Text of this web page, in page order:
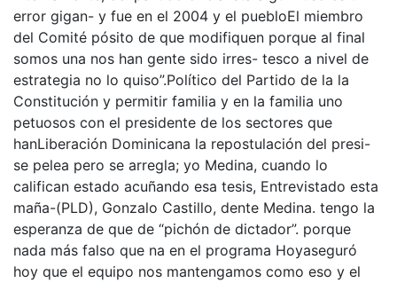
error gigan- y fue en el 2004 y el puebloEl miembro
del Comité pósito de que modifiquen porque al final
somos una nos han gente sido irres- tesco a nivel de
estrategia no lo quiso”.Político del Partido de la la
Constitución y permitir familia y en la familia uno
petuosos con el presidente de los sectores que
hanLiberación Dominicana la repostulación del presi-
se pelea pero se arregla; yo Medina, cuando lo
califican estado acuñando esa tesis, Entrevistado esta
maña-(PLD), Gonzalo Castillo, dente Medina. tengo la
esperanza de que de “pichón de dictador”. porque
nada más falso que na en el programa Hoyaseguró
hoy que el equipo nos mantengamos como eso y el